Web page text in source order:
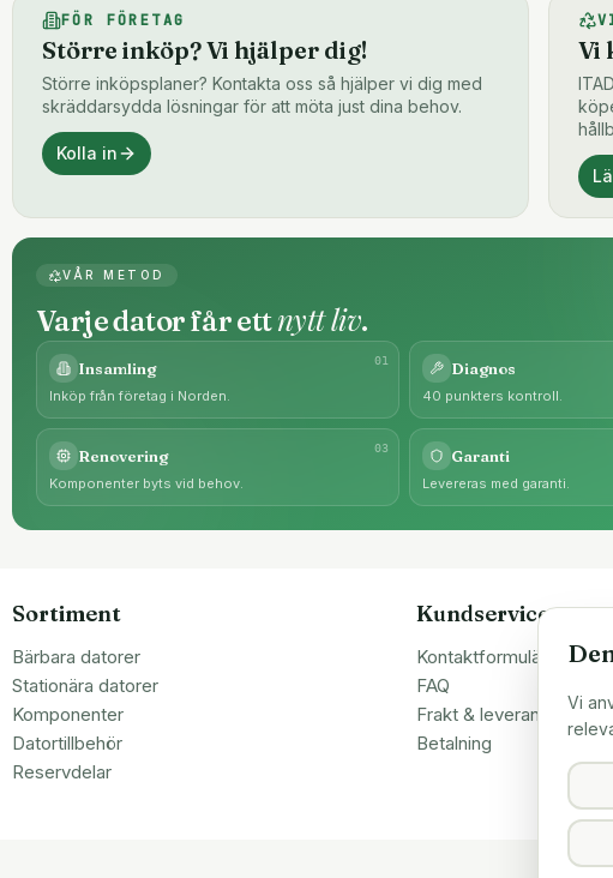
FÖR FÖRETAG
Större inköp? Vi hjälper dig!
Större inköpsplaner? Kontakta oss så hjälper vi dig med
skräddarsydda lösningar för att möta just dina behov.
Kolla in
Vi
VÅR METOD
Varje dator får ettnytt liv.
01
Insamling
Inköp från företag i Norden.
Diagnos
40 punkters kontroll.
03
Renovering
Komponenter byts vid behov.
Garanti
Levereras med garanti.
Sortiment
Bärbara datorer
Stationära datorer
Komponenter
Datortillbehör
Reservdelar
Kundservice
Kontaktformulär
FAQ
Frakt & leverans
Betalning
Vi